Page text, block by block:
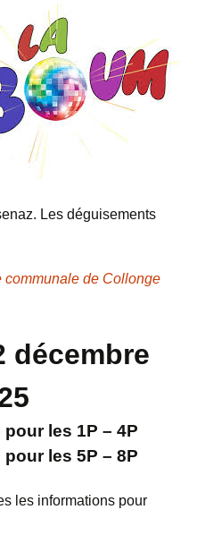
Les déguisements
communale de Collonge
décembre
les 1P – 4P
les 5P – 8P
les informations pour